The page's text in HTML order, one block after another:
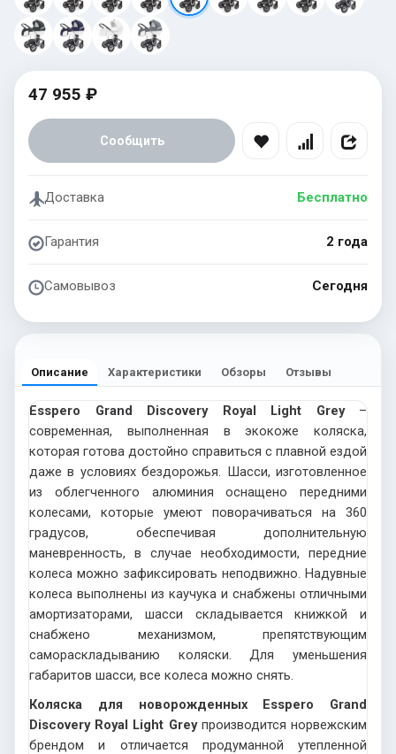
47 955 ₽
Сообщить
Доставка Бесплатно
Гарантия 2 года
Самовывоз Сегодня
Описание Характеристики Обзоры Отзывы
Esspero Grand Discovery Royal Light Grey–
современная, выполненная в экокоже коляска,
которая готова достойно справиться с плавной ездой
даже в условиях бездорожья. Шасси, изготовленное
из облегченного алюминия оснащено передними
колесами, которые умеют поворачиваться на 360
градусов, обеспечивая дополнительную
маневренность, в случае необходимости, передние
колеса можно зафиксировать неподвижно. Надувные
колеса выполнены из каучука и снабжены отличными
амортизаторами, шасси складывается книжкой и
снабжено механизмом, препятствующим
самораскладыванию коляски. Для уменьшения
габаритов шасси, все колеса можно снять.
Коляска для новорожденных Esspero Grand
Discovery Royal Light Greyпроизводится норвежским
брендом и отличается продуманной утепленной